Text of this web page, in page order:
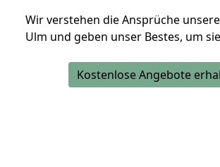
Wir verstehen die Ansprüche
Ulm und geben unser Bestes, um
Kostenlose Angebote